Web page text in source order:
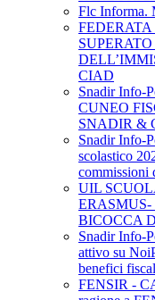
Flc Informa.
CIAD
Snadir Info-
CUNEO
SNADIR &
Snadir Info-
scolastico
commissioni
UIL
BICOCCA
Snadir Info-
attivo su
benefici
FENSIR -